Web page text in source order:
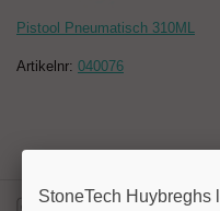
Pistool Pneumatisch 310ML
Artikelnr: 040076
StoneTech Huybreghs